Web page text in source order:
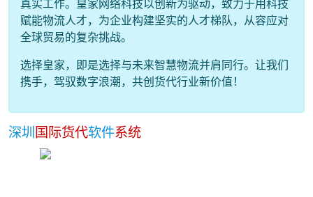
真实工作。皇家网络科技以创新为驱动，致力于用科技
赋能物流人才，为企业构建坚实的人才梯队，从容应对
全球贸易的复杂挑战。
选择皇家，即是选择与未来智慧物流并肩同行。让我们
携手，驾驭数字浪潮，共创货代行业新价值！
深圳国际货代软件系统